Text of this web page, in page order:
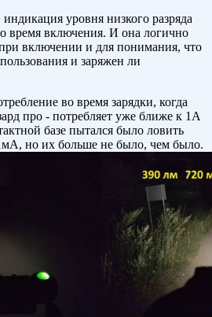
уровня низкого разряда
время включения. И она логично
при включении и для понимания, что
и заряжен ли
во время зарядки, когда
про - потребляет уже ближе к 1А
базе пытался было ловить
но их больше не было, чем было.